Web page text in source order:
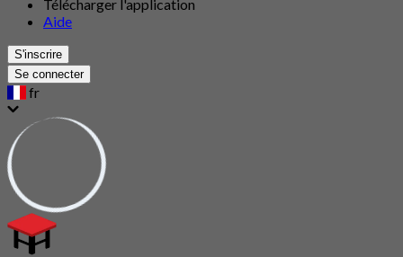
Télécharger l'application
Aide
S'inscrire
Se connecter
fr